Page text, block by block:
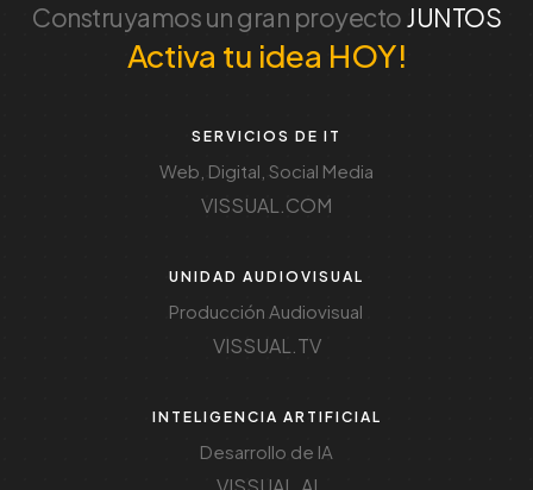
Construyamos un gran proyectoJUNTOS
Activa tu idea HOY!
SERVICIOS DE IT
Web, Digital, Social Media
VISSUAL.COM
UNIDAD AUDIOVISUAL
Producción Audiovisual
VISSUAL.TV
INTELIGENCIA ARTIFICIAL
Desarrollo de IA